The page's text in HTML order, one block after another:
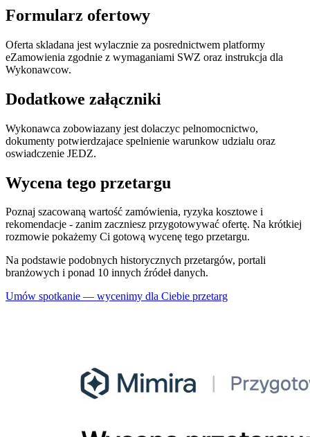
Formularz ofertowy
Oferta skladana jest wylacznie za posrednictwem platformy
eZamowienia zgodnie z wymaganiami SWZ oraz instrukcja dla
Wykonawcow.
Dodatkowe załączniki
Wykonawca zobowiazany jest dolaczyc pelnomocnictwo,
dokumenty potwierdzajace spelnienie warunkow udzialu oraz
oswiadczenie JEDZ.
Wycena tego przetargu
Poznaj szacowaną wartość zamówienia, ryzyka kosztowe i
rekomendacje - zanim zaczniesz przygotowywać ofertę. Na krótkiej
rozmowie pokażemy Ci gotową wycenę tego przetargu.
Na podstawie podobnych historycznych przetargów, portali
branżowych i ponad 10 innych źródeł danych.
Umów spotkanie — wycenimy dla Ciebie przetarg